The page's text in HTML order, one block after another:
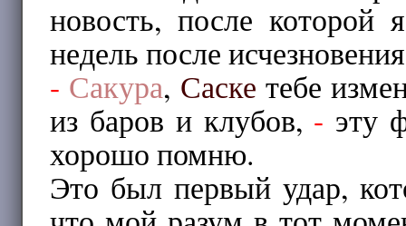
новость, после которой
недель после
- Сакура, Саске тебе
из баров и клубов, - эту
хорошо помню.
Это был первый удар,